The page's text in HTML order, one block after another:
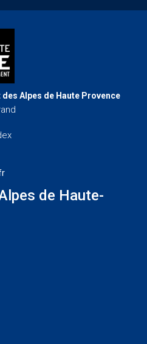
Alpes de Haute Provence
de Haute-